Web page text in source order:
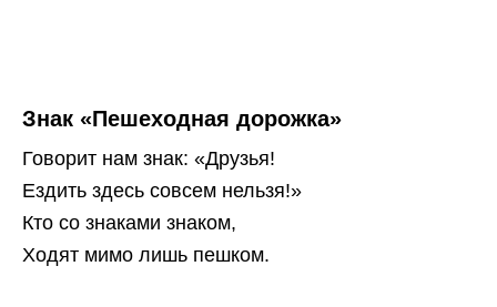
Знак «Пешеходная дорожка»
Говорит нам знак: «Друзья!
Ездить здесь совсем нельзя!»
Кто со знаками знаком,
Ходят мимо лишь пешком.